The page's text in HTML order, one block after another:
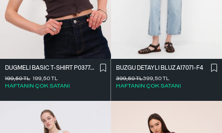
DÜĞMELI BASIC T-SHIRT P0377-K12
199,50TL
HAFTANIN ÇOK SATANI
199,50TL
BÜZGÜ DETAYLI BLUZ A17071-F4
399,50TL
HAFTANIN ÇOK SATANI
399,50TL